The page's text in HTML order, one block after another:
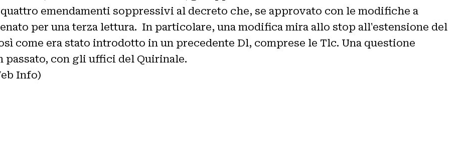
emendamenti soppressivi al decreto che, se approvato con le modifiche a
per una terza lettura. In particolare, una modifica mira allo stop all'estensione del
come era stato introdotto in un precedente Dl, comprese le Tlc. Una questione
con gli uffici del Quirinale.
Info)